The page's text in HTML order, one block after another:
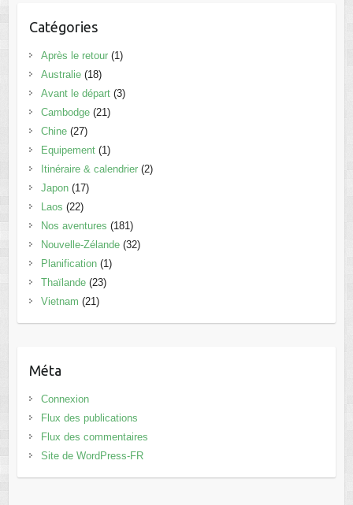
Catégories
Après le retour(1)
Australie(18)
Avant le départ(3)
Cambodge(21)
Chine(27)
Equipement(1)
Itinéraire & calendrier(2)
Japon(17)
Laos (22)
Nos aventures (181)
Nouvelle-Zélande(32)
Planification(1)
Thaïlande(23)
Vietnam (21)
Méta
Connexion
Flux des publications
Flux des commentaires
Site de WordPress-FR